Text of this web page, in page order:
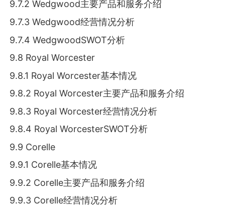
9.7.2 Wedgwood主要产品和服务介绍
9.7.3 Wedgwood经营情况分析
9.7.4 WedgwoodSWOT分析
9.8 Royal Worcester
9.8.1 Royal Worcester基本情况
9.8.2 Royal Worcester主要产品和服务介绍
9.8.3 Royal Worcester经营情况分析
9.8.4 Royal WorcesterSWOT分析
9.9 Corelle
9.9.1 Corelle基本情况
9.9.2 Corelle主要产品和服务介绍
9.9.3 Corelle经营情况分析